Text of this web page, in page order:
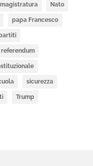
magistratura Nato
papa Francesco
referendum
sicurezza
Trump